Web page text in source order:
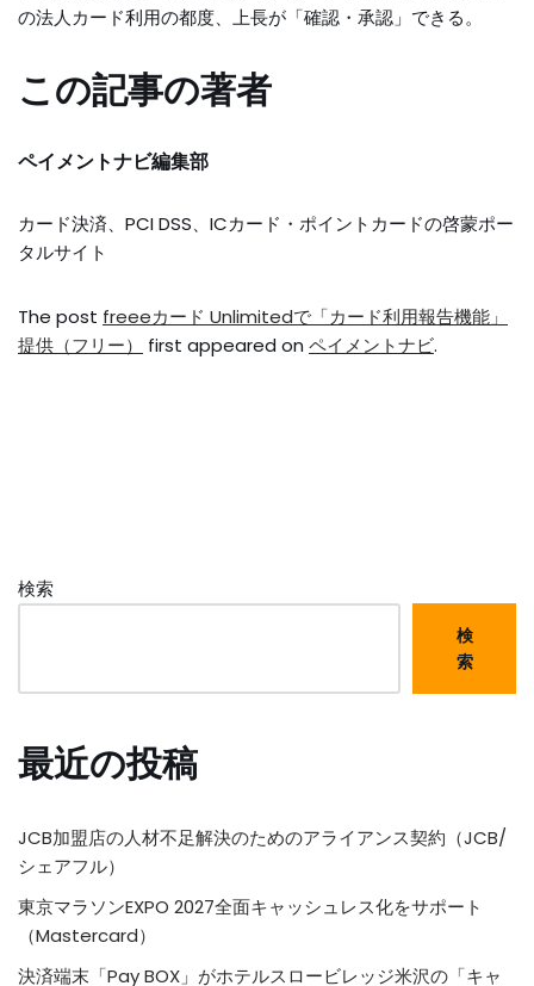
の法人カード利用の都度、上長が「確認・承認」できる。
この記事の著者
ペイメントナビ編集部
カード決済、PCI DSS、ICカード・ポイントカードの啓蒙ポー
タルサイト
The post freeeカード Unlimitedで「カード利用報告機能」
提供（フリー）
first appeared on ペイメントナビ.
検索
検
索
最近の投稿
JCB加盟店の人材不足解決のためのアライアンス契約（JCB/
シェアフル）
東京マラソンEXPO 2027全面キャッシュレス化をサポート
（Mastercard）
決済端末「Pay BOX」がホテルスロービレッジ米沢の「キャ